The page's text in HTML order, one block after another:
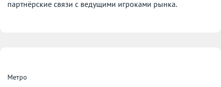
партнёрские связи с ведущими игроками рынка.
Метро